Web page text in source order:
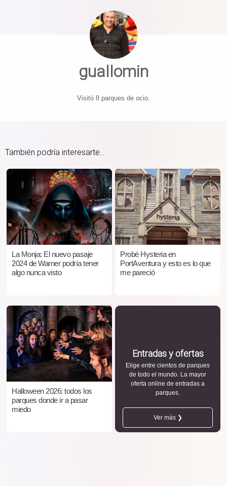
guallomin
Visitó 8 parques de ocio.
También podría interesarte...
La Monja: El nuevo pasaje
2024 de Warner podría tener
algo nunca visto
Probé Hysteria en
PortAventura y esto es lo que
me pareció
Halloween 2026: todos los
parques donde ir a pasar
miedo
Entradas y ofertas
Elige entre cientos de parques
de todo el mundo. La mayor
oferta online de entradas a
parques.
Ver más ❯